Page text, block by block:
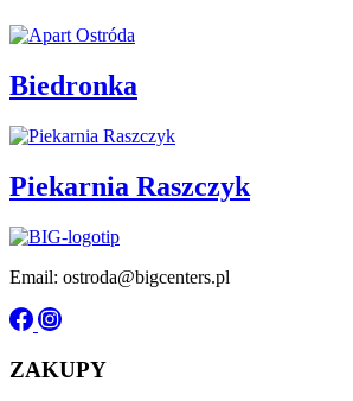
Biedronka
Piekarnia Raszczyk
Email: ostroda@bigcenters.pl
ZAKUPY